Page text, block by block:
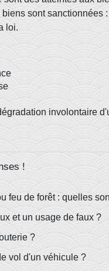
biens sont
loi.
involontaire
!
feu de forêt : quelles
et un usage de faux ?
?
vol d'un véhicule ?